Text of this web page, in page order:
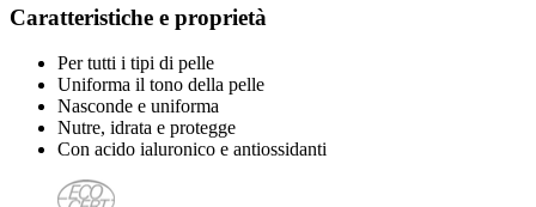
Caratteristiche e proprietà
Per tutti i tipi di pelle
Uniforma il tono della pelle
Nasconde e uniforma
Nutre, idrata e protegge
Con acido ialuronico e antiossidanti